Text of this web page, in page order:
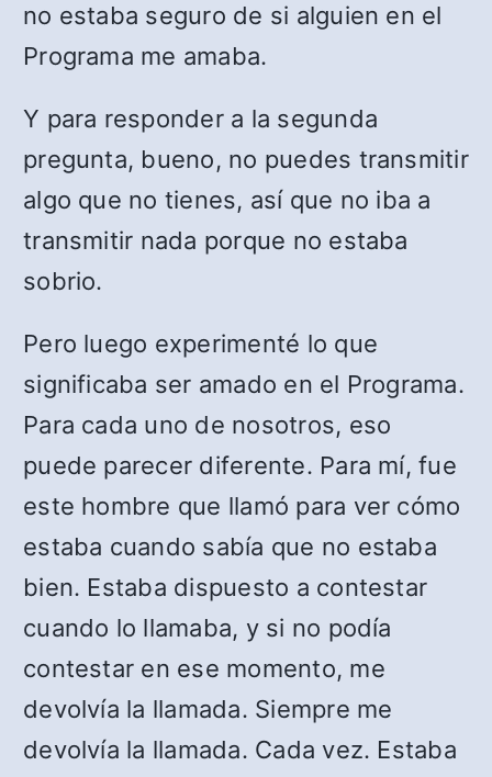
no estaba seguro de si alguien en el
Programa me amaba.
Y para responder a la segunda
pregunta, bueno, no puedes transmitir
algo que no tienes, así que no iba a
transmitir nada porque no estaba
sobrio.
Pero luego experimenté lo que
significaba ser amado en el Programa.
Para cada uno de nosotros, eso
puede parecer diferente. Para mí, fue
este hombre que llamó para ver cómo
estaba cuando sabía que no estaba
bien. Estaba dispuesto a contestar
cuando lo llamaba, y si no podía
contestar en ese momento, me
devolvía la llamada. Siempre me
devolvía la llamada. Cada vez. Estaba